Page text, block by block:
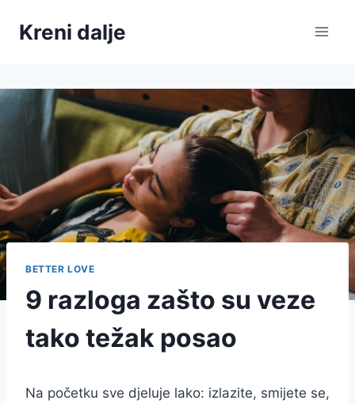
Kreni dalje
BETTER LOVE
9 razloga zašto su veze
tako težak posao
Na početku sve djeluje lako: izlazite, smijete se,